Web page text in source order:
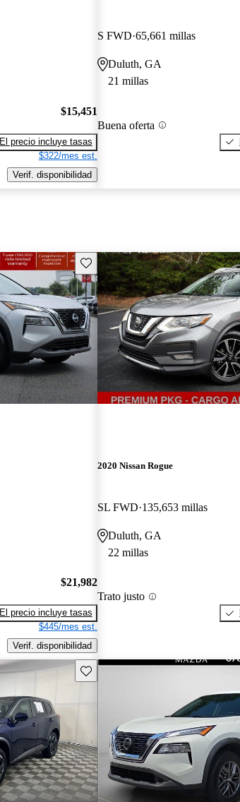
$15,451
El precio incluye tasas
$322/mes est.
Verif. disponibilidad
S FWD 65,661 millas
Duluth, GA
21 millas
Buena oferta
Guarda este Aviso
$21,982
El precio incluye tasas
$445/mes est.
Verif. disponibilidad
2020 Nissan Rogue
SL FWD 135,653 millas
Duluth, GA
22 millas
Trato justo
Guarda este Aviso